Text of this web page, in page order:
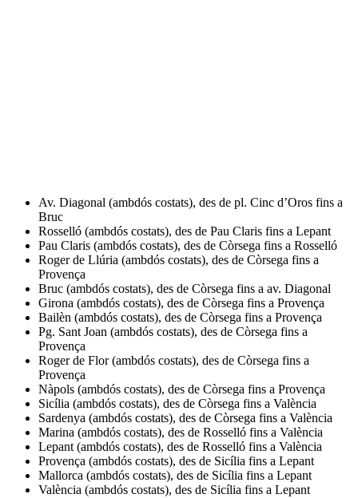
Av. Diagonal (ambdós costats), des de pl. Cinc d’Oros fins a
Bruc
Rosselló (ambdós costats), des de Pau Claris fins a Lepant
Pau Claris (ambdós costats), des de Còrsega fins a Rosselló
Roger de Llúria (ambdós costats), des de Còrsega fins a
Provença
Bruc (ambdós costats), des de Còrsega fins a av. Diagonal
Girona (ambdós costats), des de Còrsega fins a Provença
Bailèn (ambdós costats), des de Còrsega fins a Provença
Pg. Sant Joan (ambdós costats), des de Còrsega fins a
Provença
Roger de Flor (ambdós costats), des de Còrsega fins a
Provença
Nàpols (ambdós costats), des de Còrsega fins a Provença
Sicília (ambdós costats), des de Còrsega fins a València
Sardenya (ambdós costats), des de Còrsega fins a València
Marina (ambdós costats), des de Rosselló fins a València
Lepant (ambdós costats), des de Rosselló fins a València
Provença (ambdós costats), des de Sicília fins a Lepant
Mallorca (ambdós costats), des de Sicília fins a Lepant
València (ambdós costats), des de Sicília fins a Lepant